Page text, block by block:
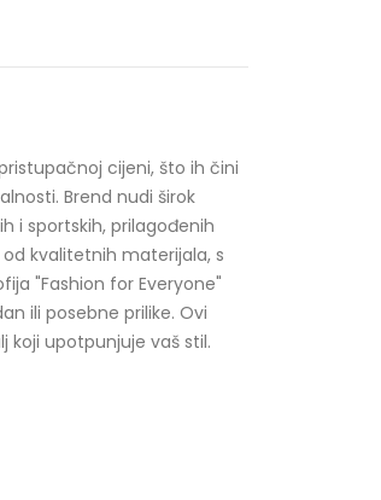
cijeni, što ih čini
Brend nudi širok
i sportskih, prilagođenih
kvalitetnih materijala, s
"Fashion for Everyone"
ili posebne prilike. Ovi
upotpunjuje vaš stil.